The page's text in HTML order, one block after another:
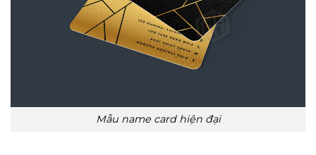
Mẫu name card hiện đại